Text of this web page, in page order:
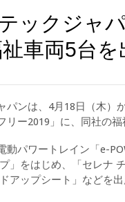
ックジャ
車両5台を
ンは、4月18日（木）
リー2019」に、同社の福
パワートレイン「e-
」をはじめ、「セレナ
アップシート」などを